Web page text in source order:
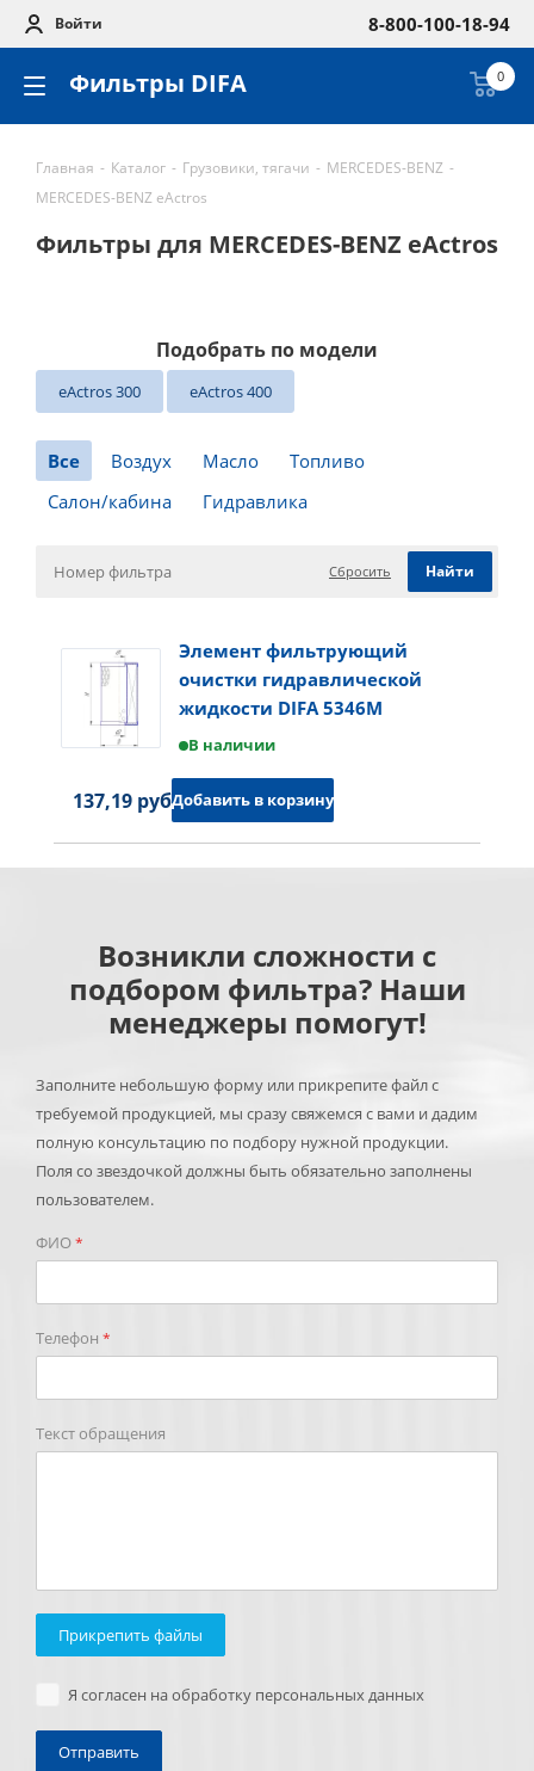
Войти 8-800-100-18-94
Фильтры DIFA 0
Главная - Каталог - Грузовики, тягачи - MERCEDES-BENZ -
MERCEDES-BENZ eActros
Фильтры для MERCEDES-BENZ eActros
Подобрать по модели
eActros 300 eActros 400
Все Воздух Масло
Топливо
Салон/кабина
Гидравлика
Сбросить
Элемент фильтрующий
очистки гидравлической
жидкости DIFA 5346M
В наличии
137,19 руб.Добавить в корзину
Возникли сложности с
подбором фильтра? Наши
менеджеры помогут!
Заполните небольшую форму или прикрепите файл с
требуемой продукцией, мы сразу свяжемся с вами и дадим
полную консультацию по подбору нужной продукции.
Поля со звездочкой должны быть обязательно заполнены
пользователем.
ФИО*
Телефон *
Текст обращения
Прикрепить файлы
Я согласен на обработку персональных данных